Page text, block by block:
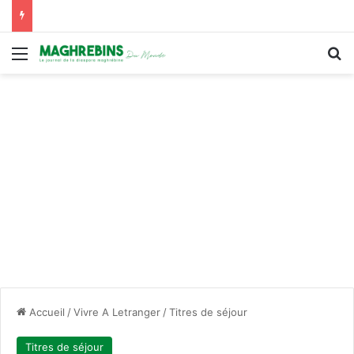
Menu
Accueil /Vivre A Letranger /Titres de séjour
Titres de séjour